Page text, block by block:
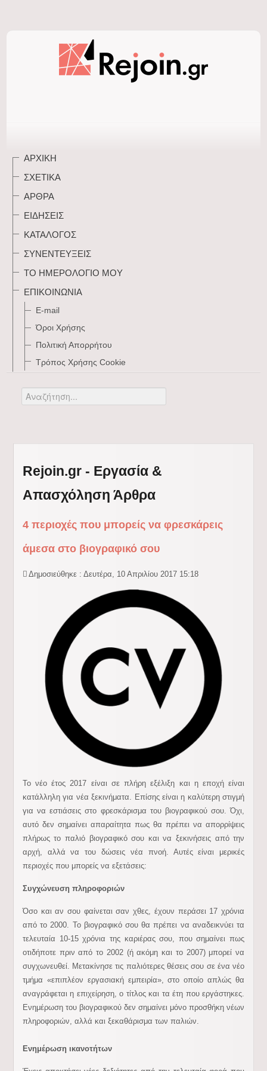
ΑΡΧΙΚΉ
ΣΧΕΤΙΚΆ
ΆΡΘΡΑ
ΕΙΔΉΣΕΙΣ
ΚΑΤΆΛΟΓΟΣ
ΣΥΝΕΝΤΕΎΞΕΙΣ
ΤΟ ΗΜΕΡΟΛΌΓΙΌ ΜΟΥ
ΕΠΙΚΟΙΝΩΝΊΑ
E-mail
Όροι Χρήσης
Πολιτική Απορρήτου
Τρόπος Xρήσης Cookie
Αναζήτηση...
Rejoin.gr - Εργασία &
Απασχόληση Άρθρα
4 περιοχές που μπορείς να φρεσκάρεις
άμεσα στο βιογραφικό σου
Δημοσιεύθηκε : Δευτέρα, 10 Απριλίου 2017 15:18
Το νέο έτος 2017 είναι σε πλήρη εξέλιξη και η εποχή είναι
κατάλληλη για νέα ξεκινήματα. Επίσης είναι η καλύτερη στιγμή
για να εστιάσεις στο φρεσκάρισμα του βιογραφικού σου. Όχι,
αυτό δεν σημαίνει απαραίτητα πως θα πρέπει να απορρίψεις
πλήρως το παλιό βιογραφικό σου και να ξεκινήσεις από την
αρχή, αλλά να του δώσεις νέα πνοή. Αυτές είναι μερικές
περιοχές που μπορείς να εξετάσεις:
Συγχώνευση πληροφοριών
Όσο και αν σου φαίνεται σαν χθες, έχουν περάσει 17 χρόνια
από το 2000. Το βιογραφικό σου θα πρέπει να αναδεικνύει τα
τελευταία 10-15 χρόνια της καριέρας σου, που σημαίνει πως
οτιδήποτε πριν από το 2002 (ή ακόμη και το 2007) μπορεί να
συγχωνευθεί. Μετακίνησε τις παλιότερες θέσεις σου σε ένα νέο
τμήμα «επιπλέον εργασιακή εμπειρία», στο οποίο απλώς θα
αναγράφεται η επιχείρηση, ο τίτλος και τα έτη που εργάστηκες.
Ενημέρωση του βιογραφικού δεν σημαίνει μόνο προσθήκη νέων
πληροφοριών, αλλά και ξεκαθάρισμα των παλιών.
Ενημέρωση ικανοτήτων